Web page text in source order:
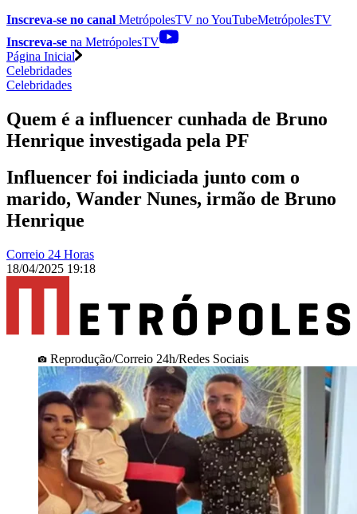
Inscreva-se no canal MetrópolesTV noYouTubeMetrópolesTV
Inscreva-se na MetrópolesTV
Página Inicial
Celebridades
Celebridades
Quem é a influencer cunhada de Bruno
Henrique investigada pela PF
Influencer foi indiciada junto com o
marido, Wander Nunes, irmão de Bruno
Henrique
Correio 24 Horas
18/04/2025 19:18
Reprodução/Correio 24h/Redes Sociais